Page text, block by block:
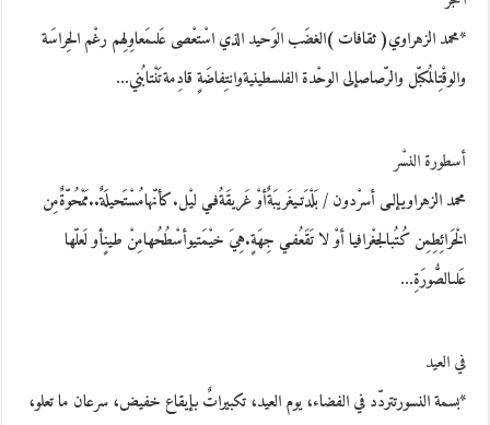
*محمد الزهراوي( ثقافات )الغضَب الوَحيد الذي اسْتعْصى عَلىمَعاوِلِهم رغْم الحِراسَة
والوقْتِالمُكبّل والرّصاصإلى الوحْدة الفلسطينيةوانتِفاضَةٍ قادِمةتَنْتابُني…
أسطورة النسْر
محمد الزهراويإلـى أسرْدون / بَلْدَتـيغَريبَةٌأوْ غَريقَةُفـي ليْل.كأنّهامُسْتَحيلَةٌ..مَمْحُوّةٌمِن
الْخَرائِطِمِن كُتُبالجغْرافيا أوْ لا تَقَعُفـي جِهَةٍ.هِيَ خيْمَتيوأسْطُحُهامِنْ طينٍأو لَعلّها
عَلىالصُّورَةِ…
في العيد
*بسمة النسورتتردّد في الفضاء، يوم العيد، تكبيراتٌ بإيقاع خفيض، سرعان ما تعلو،